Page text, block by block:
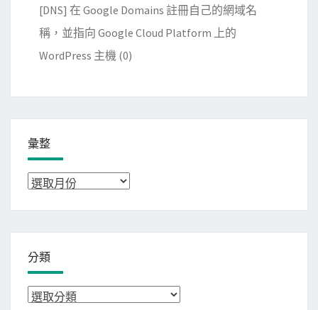
[DNS] 在 Google Domains 註冊自己的網域名
稱，並指向 Google Cloud Platform 上的
WordPress 主機 (0)
彙整
彙
分類
分